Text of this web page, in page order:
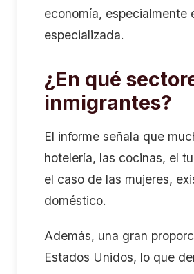
economía,
especializada.
¿En qué
inmigrantes?
El informe señala que
hotelería, las cocinas, el
el caso de las mujeres,
doméstico.
Además, una gran
Estados Unidos, lo que